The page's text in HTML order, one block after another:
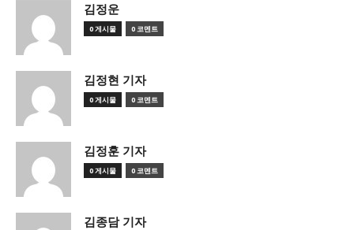
김정운
0 게시물 0 코멘트
김정현 기자
0 게시물 0 코멘트
김정훈 기자
0 게시물 0 코멘트
김종담 기자